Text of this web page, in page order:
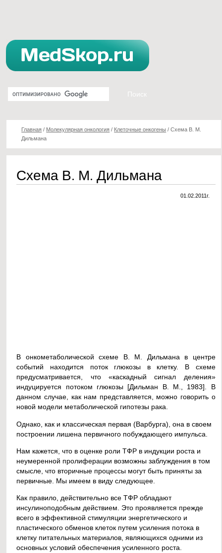
Главная / Молекулярная онкология / Клеточные онкогены /Схема В. М.
Дильмана
Схема В. М. Дильмана
01.02.2011г.
В онкометаболической схеме В. М. Дильмана в центре
событий находится поток глюкозы в клетку. В схеме
предусматривается, что «каскадный сигнал деления»
индуцируется потоком глюкозы [Дильман В. М., 1983]. В
данном случае, как нам представляется, можно говорить о
новой модели метаболической гипотезы рака.
Однако, как и классическая первая (Варбурга), она в своем
построении лишена первичного побуждающего импульса.
Нам кажется, что в оценке роли ТФР в индукции роста и
неумеренной пролиферации возможны заблуждения в том
смысле, что вторичные процессы могут быть приняты за
первичные. Мы имеем в виду следующее.
Как правило, действительно все ТФР обладают
инсулиноподобным действием. Это проявляется прежде
всего в эффективной стимуляции энергетического и
пластического обменов клеток путем усиления потока в
клетку питательных материалов, являющихся одними из
основных условий обеспечения усиленного роста.